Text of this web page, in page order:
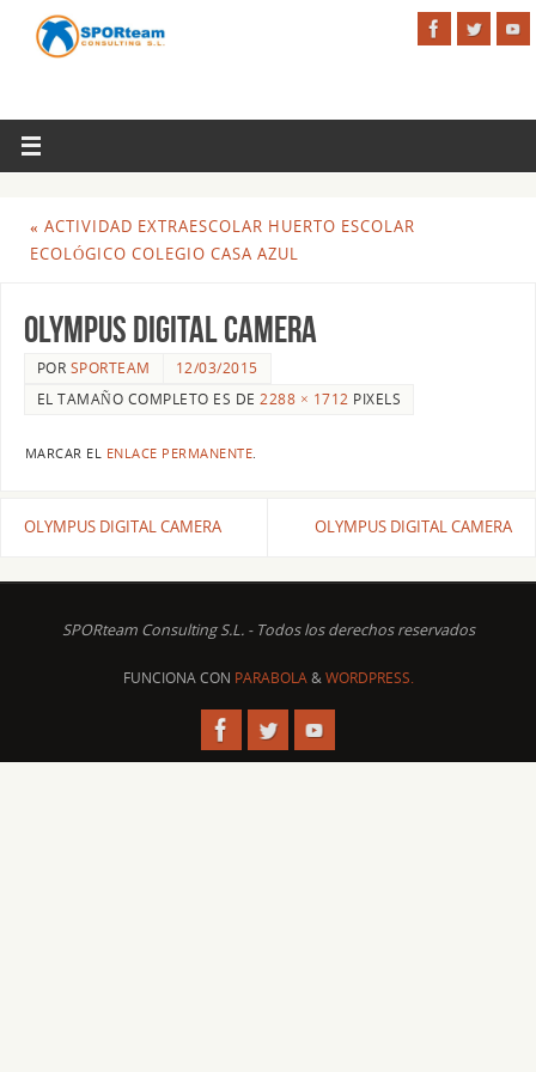
« ACTIVIDAD EXTRAESCOLAR HUERTO ESCOLAR
ECOLÓGICO COLEGIO CASA AZUL
OLYMPUS DIGITAL CAMERA
POR SPORTEAM
12/03/2015
EL TAMAÑO COMPLETO ES DE2288 × 1712 PIXELS
MARCAR EL ENLACE PERMANENTE
OLYMPUS DIGITAL CAMERA OLYMPUS DIGITAL CAMERA
SPORteam Consulting S.L. - Todos los derechos reservados
FUNCIONA CON PARABOLA&WORDPRESS.